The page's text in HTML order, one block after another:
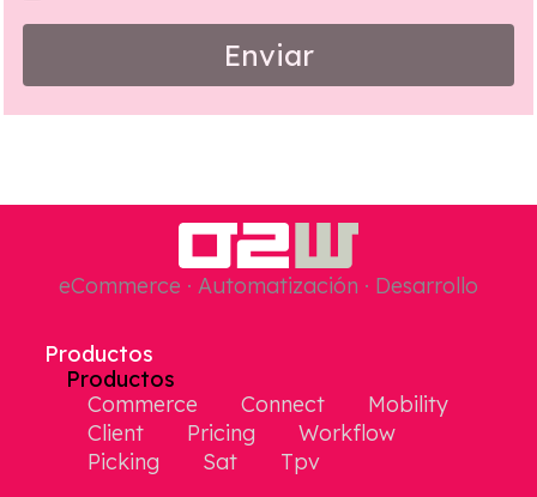
Enviar
eCommerce · Automatización · Desarrollo
Productos
Productos
Commerce
Connect
Mobility
Client
Pricing
Workflow
Picking
Sat Tpv